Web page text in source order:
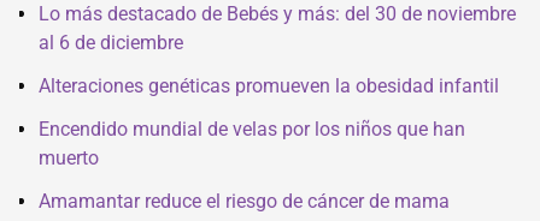
Lo más destacado de Bebés y más: del 30 de noviembre
al 6 de diciembre
Alteraciones genéticas promueven la obesidad infantil
Encendido mundial de velas por los niños que han
muerto
Amamantar reduce el riesgo de cáncer de mama